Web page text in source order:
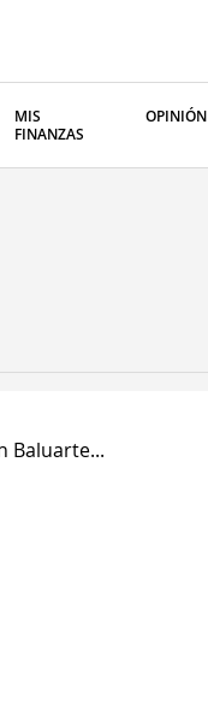
MIS
FINANZAS
OPINIÓN
Baluarte...